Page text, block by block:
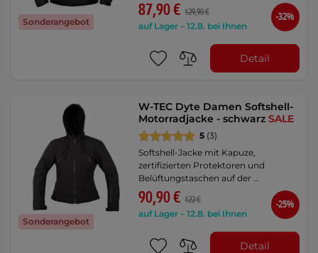
Sonderangebot
87,90 € 129,90 €
auf Lager – 12.8. bei Ihnen
-32%
Detail
Sonderangebot
W-TEC Dyte Damen Softshell-
Motorradjacke - schwarzSALE
5 (3)
Softshell-Jacke mit Kapuze,
zertifizierten Protektoren und
Belüftungstaschen auf der …
90,90 € 122 €
auf Lager – 12.8. bei Ihnen
-25%
Detail